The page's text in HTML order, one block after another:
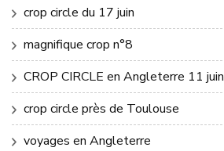
crop circle du 17 juin
magnifique crop n°8
CROP CIRCLE en Angleterre 11 juin
crop circle près de Toulouse
voyages en Angleterre